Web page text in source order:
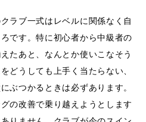
ラブ一式はレベルに関係なく自
です。特に初心者から中級者の
たあと、なんとか使いこなそう
どうしても上手く当たらない、
ぶつかるときは必ずあります。
の改善で乗り越えようとします